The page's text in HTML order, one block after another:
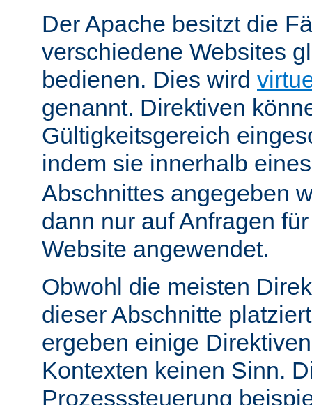
Der Apache besitzt die
verschiedene Websites
bedienen. Dies wird
genannt. Direktiven
Gültigkeitsgereich
indem sie innerhalb
Abschnittes angegeben
dann nur auf Anfragen
Website angewendet.
Obwohl die meisten
dieser Abschnitte
ergeben einige
Kontexten keinen Sinn.
Prozesssteuerung